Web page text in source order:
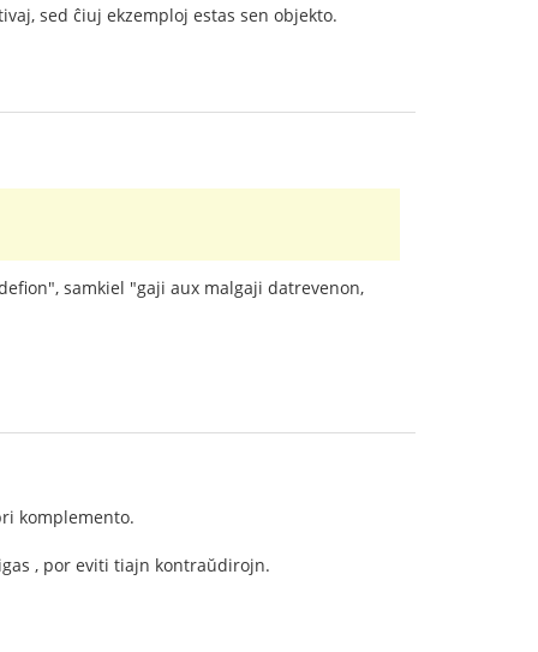
sed ĉiuj ekzemploj estas sen objekto.
samkiel "gaji aux malgaji datrevenon,
komplemento.
, por eviti tiajn kontraŭdirojn.